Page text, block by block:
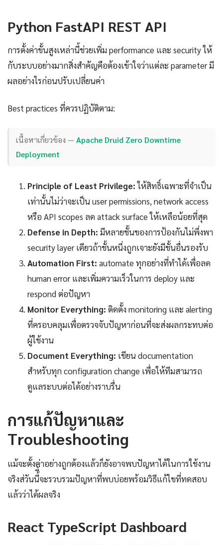
Python FastAPI REST API
การตั้งค่าขั้นสูงเหล่านี้ช่วยเพิ่ม performance และ security ให้
กับระบบอย่างมากสิ่งสำคัญคือต้องเข้าใจว่าแต่ละ parameter มี
ผลอย่างไรก่อนปรับเปลี่ยนค่า
Best practices ที่ควรปฏิบัติตาม:
เนื้อหาเกี่ยวข้อง —Apache Druid Zero Downtime
Deployment
Principle of Least Privilege:ให้สิทธิ์เฉพาะที่จำเป็น
เท่านั้นไม่ว่าจะเป็น user permissions, network access
หรือ API scopes ลด attack surface ให้เหลือน้อยที่สุด
Defense in Depth: มีหลายชั้นของการป้องกันไม่พึ่งพา
security layer เดียวถ้าชั้นหนึ่งถูกเจาะยังมีชั้นอื่นรองรับ
Automation First: automate ทุกอย่างที่ทำได้เพื่อลด
human error และเพิ่มความเร็วในการ deploy และ
respond ต่อปัญหา
Monitor Everything: ติดตั้ง monitoring และ alerting
ที่ครอบคลุมเพื่อตรวจจับปัญหาก่อนที่จะส่งผลกระทบต่อ
ผู้ใช้งาน
Document Everything: เขียน documentation
สำหรับทุก configuration change เพื่อให้ทีมสามารถ
ดูแลระบบต่อได้อย่างราบรื่น
การแก้ปัญหาและ
Troubleshooting
แม้จะตั้งค่าอย่างถูกต้องแล้วก็ยังอาจพบปัญหาได้ในการใช้งาน
จริงส่วันนี้ี้จะรวบรวมปัญหาที่พบบ่อยพร้อมวิธีแก้ไขที่ทดสอบ
แล้วว่าได้ผลจริง
React TypeScript Dashboard